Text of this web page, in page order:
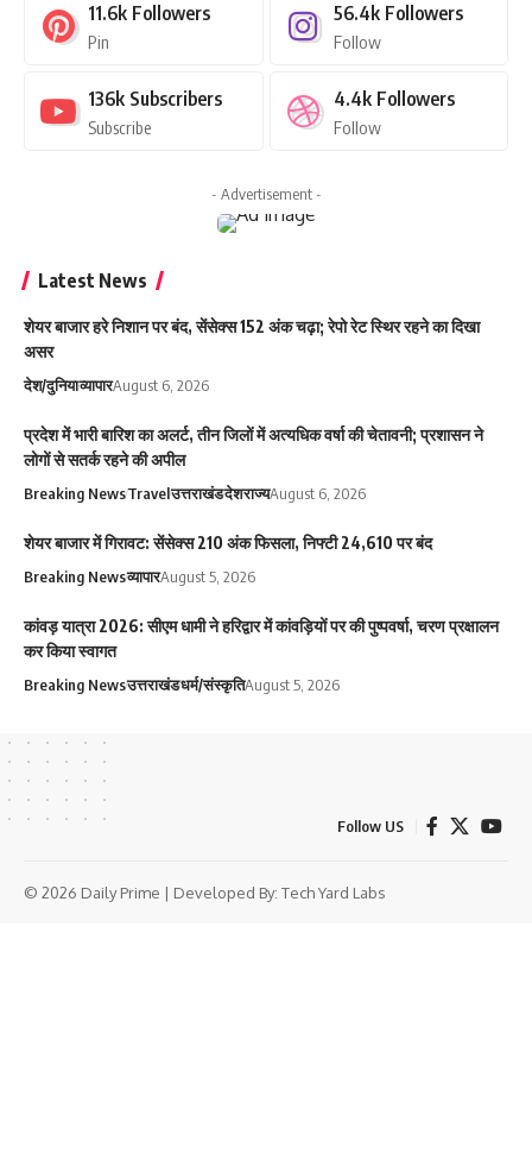
11.6k Followers
Pin
56.4k Followers
Follow
136k Subscribers
Subscribe
4.4k Followers
Follow
- Advertisement -
Latest News
शेयर बाजार हरे निशान पर बंद, सेंसेक्स 152 अंक चढ़ा; रेपो रेट स्थिर रहने का दिखा
असर
देश/दुनियाव्यापारAugust 6, 2026
प्रदेश में भारी बारिश का अलर्ट, तीन जिलों में अत्यधिक वर्षा की चेतावनी; प्रशासन ने
लोगों से सतर्क रहने की अपील
Breaking NewsTravelउत्तराखंडदेशराज्यAugust 6, 2026
शेयर बाजार में गिरावट: सेंसेक्स 210 अंक फिसला, निफ्टी 24,610 पर बंद
Breaking Newsव्यापारAugust 5, 2026
कांवड़ यात्रा 2026: सीएम धामी ने हरिद्वार में कांवड़ियों पर की पुष्पवर्षा, चरण प्रक्षालन
कर किया स्वागत
Breaking Newsउत्तराखंडधर्म/संस्कृतिAugust 5, 2026
Follow US
© 2026 Daily Prime | Developed By: Tech Yard Labs